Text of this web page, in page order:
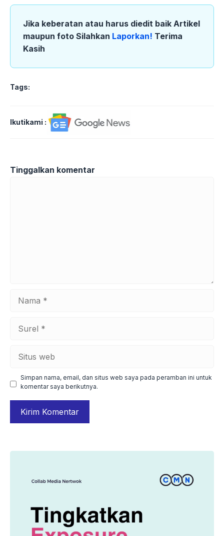
Jika keberatan atau harus diedit baik Artikel
maupun foto Silahkan Laporkan! Terima
Kasih
Tags:
Ikutikami :
Tinggalkan komentar
Simpan nama, email, dan situs web saya pada peramban ini untuk
komentar saya berikutnya.